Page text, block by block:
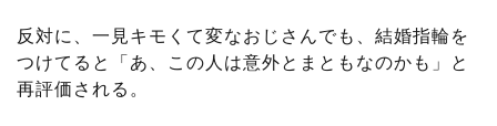
反対に、一見キモくて変なおじさんでも、結婚指輪を
つけてると「あ、この人は意外とまともなのかも」と
再評価される。